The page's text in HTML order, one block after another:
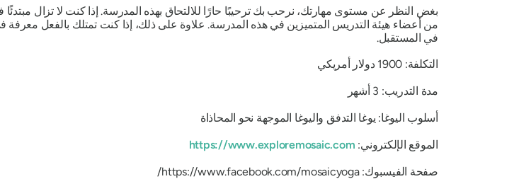
بغض النظر عن مستوى مهارتك، نرحب بك ترحيبًا حارًا للالتحاق بهذه المدرسة. إذا كنت لا تزال
من أعضاء هيئة التدريس المتميزين في هذه المدرسة. علاوة على ذلك، إذا كنت تمتلك بالفعل معرفة
في المستقبل.
التكلفة: 1900 دولار أمريكي
مدة التدريب: 3 أشهر
أسلوب اليوغا: يوغا التدفق واليوغا الموجهة نحو المحاذاة
الموقع الإلكتروني: https://www.exploremosaic.com
صفحة الفيسبوك: https://www.facebook.com/mosaicyoga/